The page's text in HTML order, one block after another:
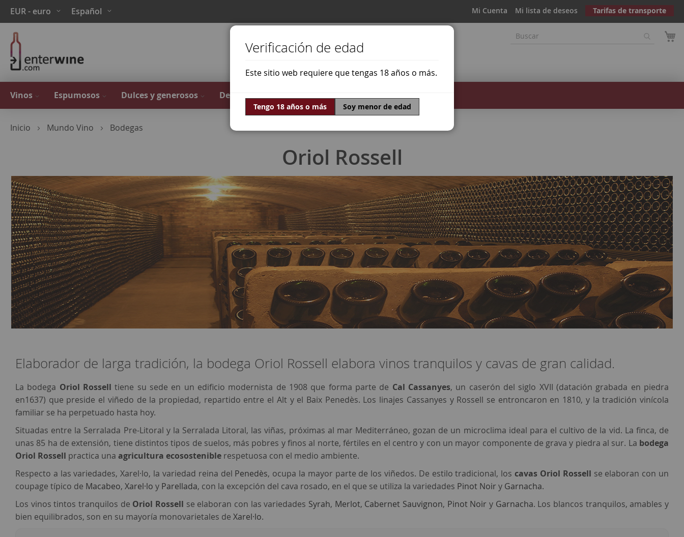
Mi Cuenta Mi lista de deseos Tarifas de transporte
Ir
al
contenido
Moneda
EUR - euro Lenguaje
Español
Vinos Espumosos Dulces y generosos Destilados Ofertas Mundo Vino
Inicio Mundo Vino Bodegas
Oriol Rossell
Elaborador de larga tradición, la bodega Oriol Rossell elabora vinos tranquilos y cavas de gran calidad.
La bodega Oriol Rossell tiene su sede en un edificio modernista de 1908 que forma parte de Cal Cassanyes, un caserón del siglo XVII (datación grabada en piedra
en1637) que preside el viñedo de la propiedad, repartido entre el Alt y el Baix Penedès. Los linajes Cassanyes y Rossell se entroncaron en 1810, y la tradición vinícola
familiar se ha perpetuado hasta hoy.
Situadas entre la Serralada Pre-Litoral y la Serralada Litoral, las viñas, próximas al mar Mediterráneo, gozan de un microclima ideal para el cultivo de la vid. La finca, de
unas 85 ha de extensión, tiene distintos tipos de suelos, más pobres y finos al norte, fértiles en el centro y con un mayor componente de grava y piedra al sur. La bodega
Oriol Rossell practica una agricultura ecosostenible respetuosa con el medio ambiente.
Respecto a las variedades, Xarel·lo, la variedad reina del Penedès, ocupa la mayor parte de los viñedos. De estilo tradicional, loscavas Oriol Rossell se elaboran con un
coupage típico de Macabeo, Xarel·lo y Parellada, con la excepción del cava rosado, en el que se utiliza la variedades Pinot Noir y Garnacha.
Los vinos tintos tranquilos de Oriol Rossell se elaboran con las variedades Syrah, Merlot, Cabernet Sauvignon, Pinot Noir y Garnacha. Los blancos tranquilos, amables y
bien equilibrados, son en su mayoría monovarietales de Xarel·lo.
Verificación de edad
Este sitio web requiere que tengas 18 años o más.
Tengo 18 años o más Soy menor de edad